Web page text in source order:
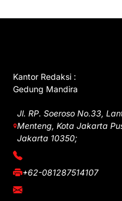
Kantor Redaksi :
Gedung Mandira
Jl. RP. Soeroso No.33,
Menteng, Kota Jakarta
Jakarta 10350;
(021) 3908026
+62-081287514107
adm@iawnews.com